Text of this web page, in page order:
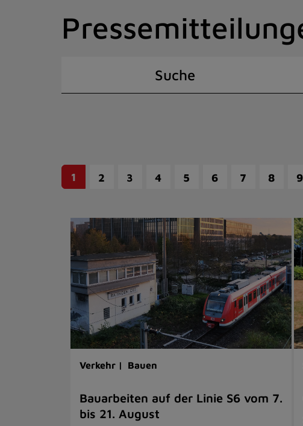
Suche
1 2 3 4 5 6 7 8 9
Verkehr | Bauen
Bauarbeiten auf der Linie S6 vom 7.
bis 21. August